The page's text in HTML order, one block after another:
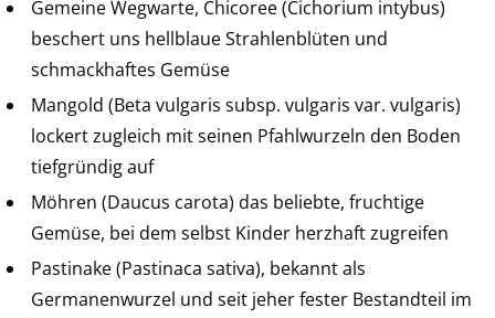
Gemeine Wegwarte, Chicoree (Cichorium intybus)
beschert uns hellblaue Strahlenblüten und
schmackhaftes Gemüse
Mangold (Beta vulgaris subsp. vulgaris var. vulgaris)
lockert zugleich mit seinen Pfahlwurzeln den Boden
tiefgründig auf
Möhren (Daucus carota) das beliebte, fruchtige
Gemüse, bei dem selbst Kinder herzhaft zugreifen
Pastinake (Pastinaca sativa), bekannt als
Germanenwurzel und seit jeher fester Bestandteil im